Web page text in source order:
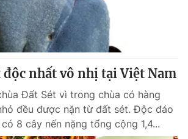
Podcast
Infographic
độc nhất vô nhị tại Việt Nam
Đất Sét vì trong chùa có hàng
đều được nặn từ đất sét. Độc đáo
8 cây nến nặng tổng cộng 1,4...